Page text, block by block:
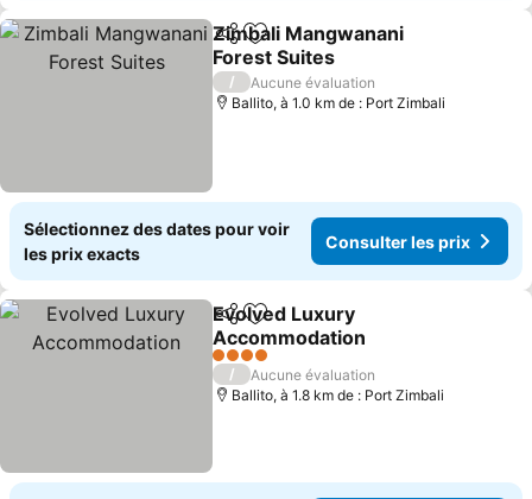
PartagerAjouter à mes favoris
Zimbali Mangwanani
Forest Suites
Consulter les prix
/
Aucune évaluation
Ballito, à 1.0 km de : Port Zimbali
Sélectionnez des dates pour voir
les prix exacts
Consulter les prix
PartagerAjouter à mes favoris
Evolved Luxury
Accommodation
Consulter les prix
4 Étoiles
/
Aucune évaluation
Ballito, à 1.8 km de : Port Zimbali